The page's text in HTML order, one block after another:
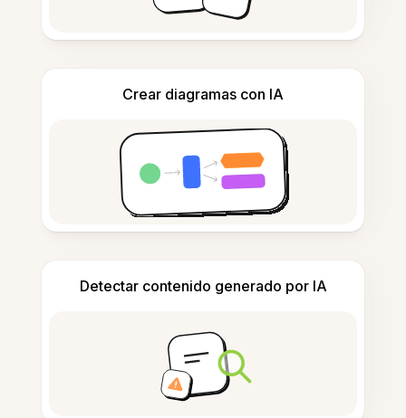
Crear diagramas con IA
Detectar contenido generado por IA